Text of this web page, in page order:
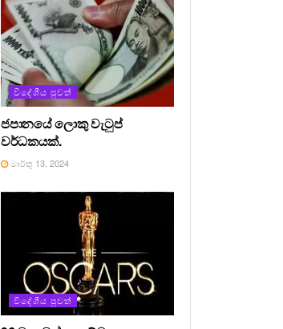
විදේශීය පුවත්
ජපානයේ ලොකු වැටුප්
වර්ධකයක්.
මාර්තු 13, 2024
විදේශීය පුවත්